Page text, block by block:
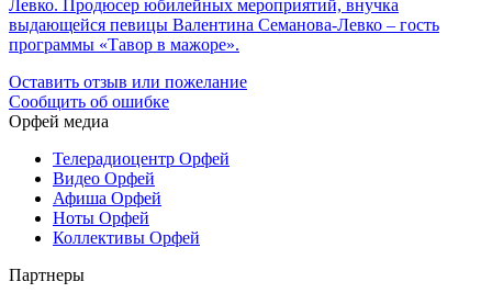
Левко. Продюсер юбилейных мероприятий, внучка
выдающейся певицы Валентина Семанова-Левко – гость
программы «Тавор в мажоре».
Оставить отзыв или пожелание
Сообщить об ошибке
Орфей медиа
Телерадиоцентр Орфей
Видео Орфей
Афиша Орфей
Ноты Орфей
Коллективы Орфей
Партнеры